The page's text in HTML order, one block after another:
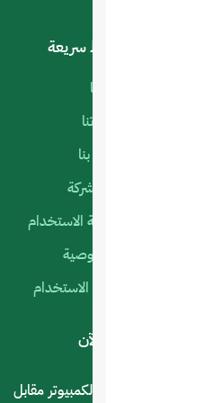
روابط سريعة
أعمالنا
منتجاتنا
اتصل بنا
عن الشركة
سياسة الاستخدام
الخصوصية
شروط الاستخدام
.. اتصل بنا الآن
- حي العليا سوق الكمبيوتر مقابل